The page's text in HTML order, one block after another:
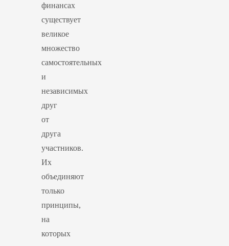
финансах
существует
великое
множество
самостоятельных
и
независимых
друг
от
друга
участников.
Их
объединяют
только
принципы,
на
которых